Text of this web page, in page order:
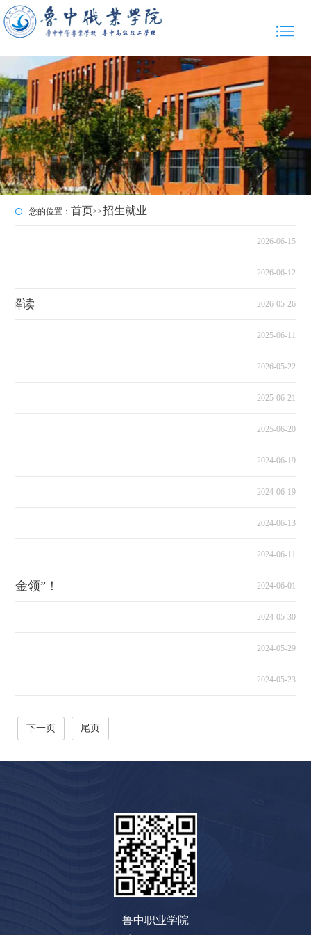
您的位置： 首页>>招生就业
2026-06-15
2026-06-12
解读 2026-05-26
2025-06-11
2026-05-22
2025-06-21
2025-06-20
2024-06-19
2024-06-19
2024-06-13
2024-06-11
金领”！ 2024-06-01
2024-05-30
2024-05-29
2024-05-23
下一页 尾页
鲁中职业学院